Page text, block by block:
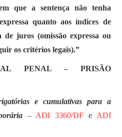
que a sentença não tenha
quanto aos índices de
juros (omissão expressa ou
os critérios legais).”
PENAL – PRISÃO
e cumulativas para a
– ADI 3360/DF e ADI